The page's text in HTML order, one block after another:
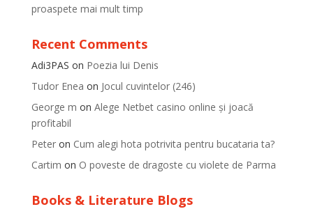
proaspete mai mult timp
Recent Comments
Adi3PAS on Poezia lui Denis
Tudor Enea on Jocul cuvintelor (246)
George m on Alege Netbet casino online și joacă
profitabil
Peteron Cum alegi hota potrivita pentru bucataria ta?
Cartim on O poveste de dragoste cu violete de Parma
Books & Literature Blogs